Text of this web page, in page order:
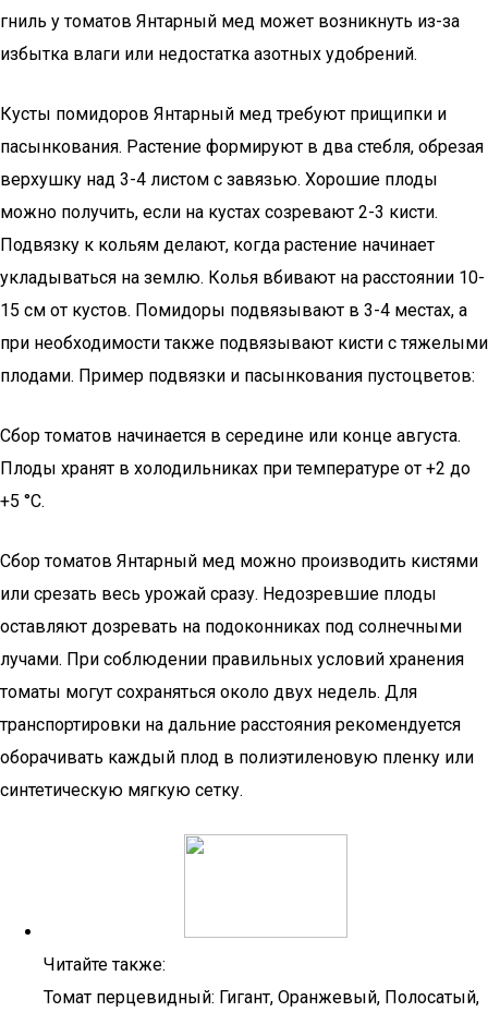
гниль у томатов Янтарный мед может возникнуть из-за
избытка влаги или недостатка азотных удобрений.
Кусты помидоров Янтарный мед требуют прищипки и
пасынкования. Растение формируют в два стебля, обрезая
верхушку над 3-4 листом с завязью. Хорошие плоды
можно получить, если на кустах созревают 2-3 кисти.
Подвязку к кольям делают, когда растение начинает
укладываться на землю. Колья вбивают на расстоянии 10-
15 см от кустов. Помидоры подвязывают в 3-4 местах, а
при необходимости также подвязывают кисти с тяжелыми
плодами. Пример подвязки и пасынкования пустоцветов:
Сбор томатов начинается в середине или конце августа.
Плоды хранят в холодильниках при температуре от +2 до
+5 °С.
Сбор томатов Янтарный мед можно производить кистями
или срезать весь урожай сразу. Недозревшие плоды
оставляют дозревать на подоконниках под солнечными
лучами. При соблюдении правильных условий хранения
томаты могут сохраняться около двух недель. Для
транспортировки на дальние расстояния рекомендуется
оборачивать каждый плод в полиэтиленовую пленку или
синтетическую мягкую сетку.
Читайте также:
Томат перцевидный: Гигант, Оранжевый, Полосатый,